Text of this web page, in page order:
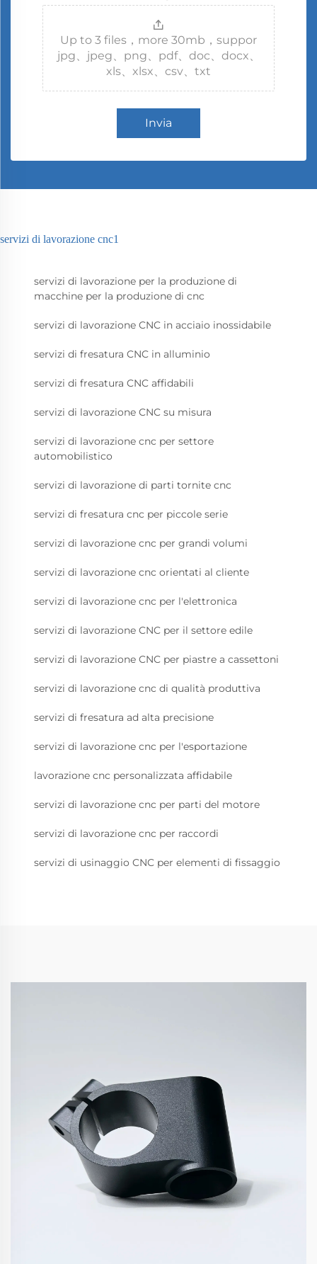
Up to 3 files，more 30mb，suppor
jpg、jpeg、png、pdf、doc、docx、
xls、xlsx、csv、txt
Invia
servizi di lavorazione cnc1
servizi di lavorazione per la produzione di
macchine per la produzione di cnc
servizi di lavorazione CNC in acciaio inossidabile
servizi di fresatura CNC in alluminio
servizi di fresatura CNC affidabili
servizi di lavorazione CNC su misura
servizi di lavorazione cnc per settore
automobilistico
servizi di lavorazione di parti tornite cnc
servizi di fresatura cnc per piccole serie
servizi di lavorazione cnc per grandi volumi
servizi di lavorazione cnc orientati al cliente
servizi di lavorazione cnc per l'elettronica
servizi di lavorazione CNC per il settore edile
servizi di lavorazione CNC per piastre a cassettoni
servizi di lavorazione cnc di qualità produttiva
servizi di fresatura ad alta precisione
servizi di lavorazione cnc per l'esportazione
lavorazione cnc personalizzata affidabile
servizi di lavorazione cnc per parti del motore
servizi di lavorazione cnc per raccordi
servizi di usinaggio CNC per elementi di fissaggio